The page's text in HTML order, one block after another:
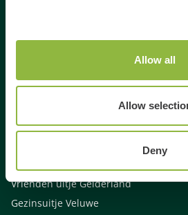
Allow all
Allow
Deny
Activiteiten Veluwe
Weekendje weg Gelderland
Vrienden uitje Gelderland
Gezinsuitje Veluwe